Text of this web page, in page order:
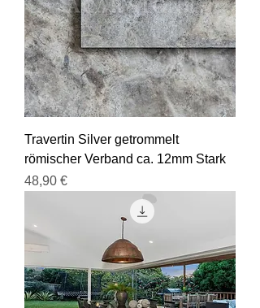
Travertin Silver getrommelt
römischer Verband ca. 12mm Stark
Preis
48,90 €